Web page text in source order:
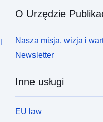
O Urzędzie
Nasza misja, wizja i
Newsletter
Inne usługi
EU law